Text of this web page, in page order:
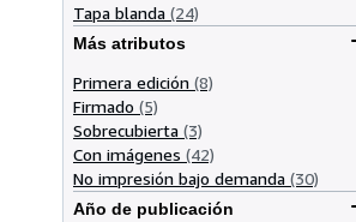
Tapa blanda (24)
Más atributos
Primera edición (8)
Firmado (5)
Sobrecubierta (3)
Con imágenes (42)
No impresión bajo demanda (30)
Año de publicación